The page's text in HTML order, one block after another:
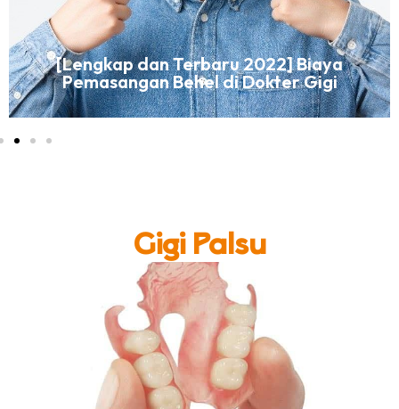
[Lengkap dan Terbaru 2022] Biaya
Pemasangan Behel di Dokter Gigi
Gigi Palsu